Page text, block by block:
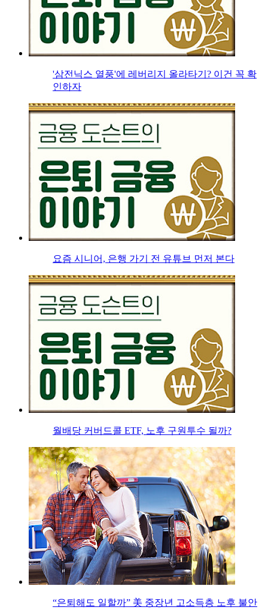
'삼전닉스 열풍'에 레버리지 올라타기? 이건 꼭 확
인하자
요즘 시니어, 은행 가기 전 유튜브 먼저 본다
월배당 커버드콜 ETF, 노후 구원투수 될까?
“은퇴해도 일할까” 美 중장년 고소득층 노후 불안